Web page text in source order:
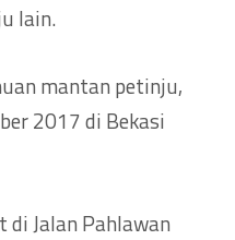
lain.
mantan petinju,
2017 di Bekasi
Jalan Pahlawan